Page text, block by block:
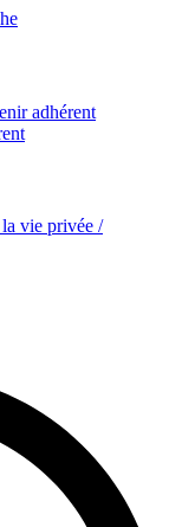
adhérent
vie privée /